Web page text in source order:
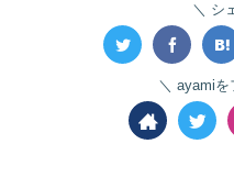
シ
ayamiを